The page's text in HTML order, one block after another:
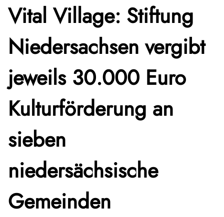
Vital Village: Stiftung
Niedersachsen vergibt
jeweils 30.000 Euro
Kulturförderung an
sieben
niedersächsische
Gemeinden